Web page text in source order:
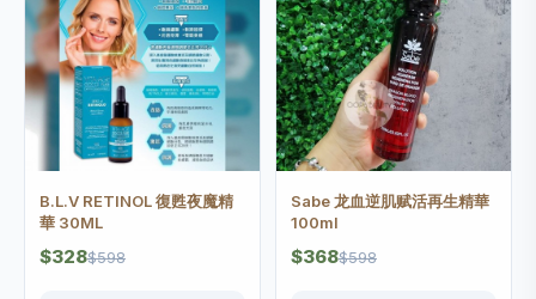
B.L.V RETINOL 復甦夜魔精
華 30ML
$328$598
Sabe 龙血逆肌赋活再生精華
100ml
$368$598